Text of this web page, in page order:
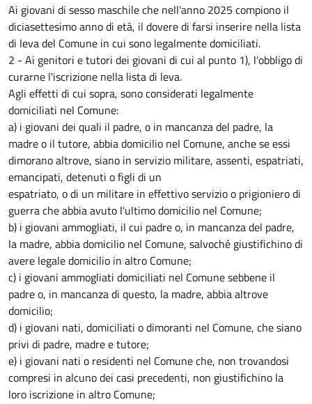
Ai giovani di sesso maschile che nell'anno 2025 compiono il
diciasettesimo anno di età, il dovere di farsi inserire nella lista
di leva del Comune in cui sono legalmente domiciliati.
2 - Ai genitori e tutori dei giovani di cui al punto 1), l'obbligo di
curarne l'iscrizione nella lista di leva.
Agli effetti di cui sopra, sono considerati legalmente
domiciliati nel Comune:
a) i giovani dei quali il padre, o in mancanza del padre, la
madre o il tutore, abbia domicilio nel Comune, anche se essi
dimorano altrove, siano in servizio militare, assenti, espatriati,
emancipati, detenuti o figli di un
espatriato, o di un militare in effettivo servizio o prigioniero di
guerra che abbia avuto l'ultimo domicilio nel Comune;
b) i giovani ammogliati, il cui padre o, in mancanza del padre,
la madre, abbia domicilio nel Comune, salvoché giustifichino di
avere legale domicilio in altro Comune;
c) i giovani ammogliati domiciliati nel Comune sebbene il
padre o, in mancanza di questo, la madre, abbia altrove
domicilio;
d) i giovani nati, domiciliati o dimoranti nel Comune, che siano
privi di padre, madre e tutore;
e) i giovani nati o residenti nel Comune che, non trovandosi
compresi in alcuno dei casi precedenti, non giustifichino la
loro iscrizione in altro Comune;